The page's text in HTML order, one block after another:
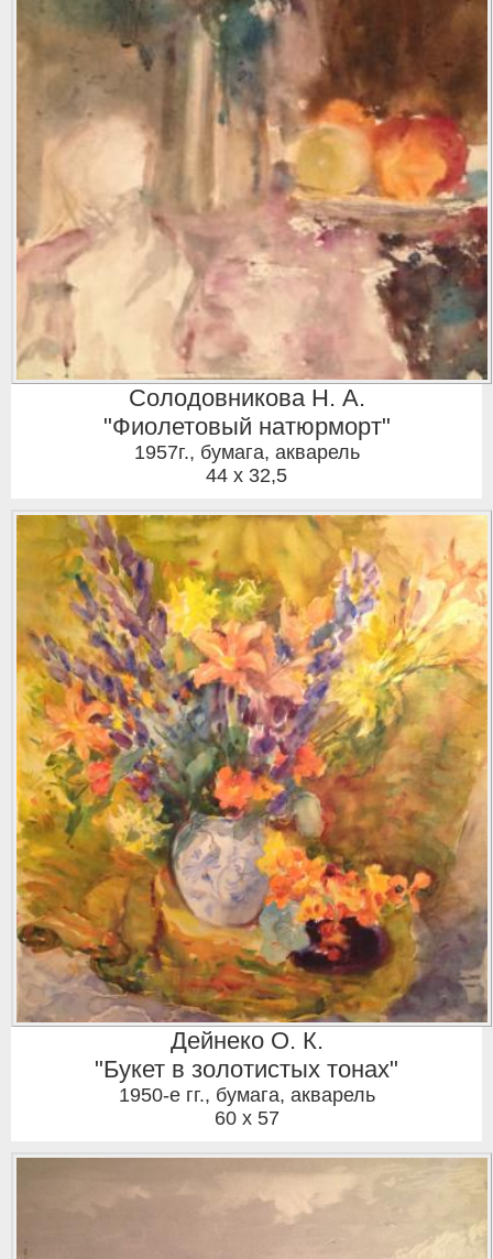
Солодовникова Н. А.
"Фиолетовый натюрморт"
1957г., бумага, акварель
44 x 32,5
Дейнеко О. К.
"Букет в золотистых тонах"
1950-е гг., бумага, акварель
60 x 57